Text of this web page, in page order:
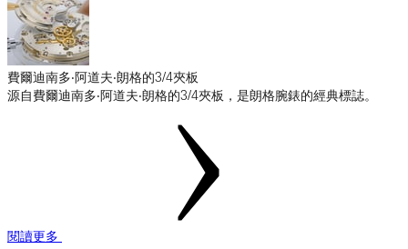
費爾迪南多‧阿道夫‧朗格的3/4夾板
源自費爾迪南多‧阿道夫‧朗格的3/4夾板，是朗格腕錶的經典標誌。
閱讀更多